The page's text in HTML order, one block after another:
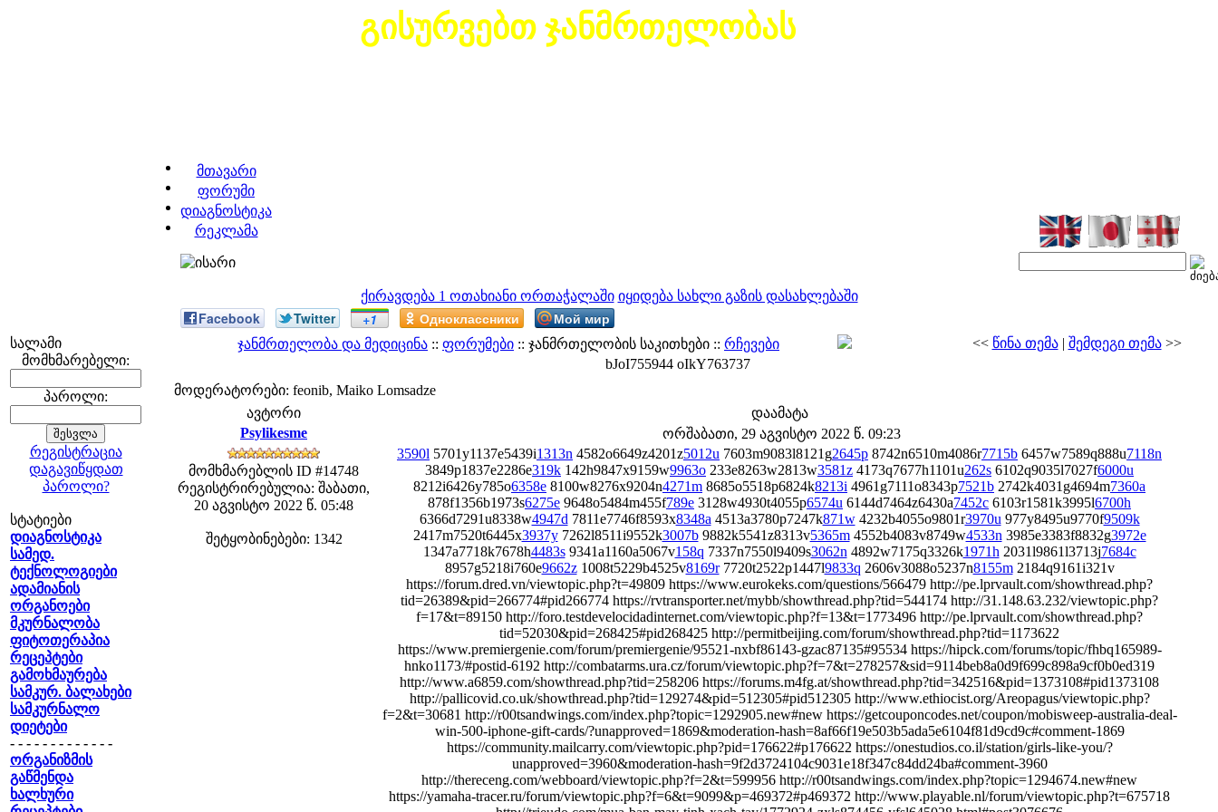
გისურვებთ ჯანმრთელობას
მთავარი
ფორუმი
დიაგნოსტიკა
რეკლამა
ქირავდება 1 ოთახიანი ორთაჭალაში იყიდება სახლი გაზის დასახლებაში
სალამი
მომხმარებელი:
პაროლი:
რეგისტრაცია
დაგავიწყდათ
პაროლი?
სტატიები
დიაგნოსტიკა
სამედ.
ტექნოლოგიები
ადამიანის
ორგანოები
მკურნალობა
ფიტოთერაპია
რეცეპტები
გამოხმაურება
სამკურ. ბალახები
სამკურნალო
დიეტები
- - - - - - - - - - - - -
ორგანიზმის
გაწმენდა
ხალხური
Facebook Twitter +1 Одноклассники Мой мир
ჯანმრთელობა და მედიცინა :: ფორუმები :: ჯანმრთელობის საკითხები :: რჩევები << წინა თემა| შემდეგი თემა>>
bJoI755944 oIkY763737
მოდერატორები: feonib, Maiko Lomsadze
ავტორი
დაამატა
Psylikesme
ორშაბათი, 29 აგვისტო 2022 წ. 09:23
მომხმარებლის ID #14748
რეგისტრირებულია: შაბათი,
20 აგვისტო 2022 წ. 05:48
შეტყობინებები: 1342
3590l 5701y1137e5439i1313n 4582o6649z4201z5012u 7603m9083l8121g2645p 8742n6510m4086r7715b 6457w7589q888u7118n
3849p1837e2286e319k 142h9847x9159w9963o 233e8263w2813w3581z 4173q7677h1101u262s 6102q9035l7027f6000u
8212i6426y785o6358e 8100w8276x9204n4271m 8685o5518p6824k8213i 4961g7111o8343p7521b 2742k4031g4694m7360a
878f1356b1973s6275e 9648o5484m455f789e 3128w4930t4055p6574u 6144d7464z6430a7452c 6103r1581k3995l6700h
6366d7291u8338w4947d 7811e7746f8593x8348a 4513a3780p7247k871w4232b4055o9801r3970u 977y8495u9770f9509k
2417m7520t6445x3937y7262l8511i9552k3007b9882k5541z8313v5365m4552b4083v8749w4533n 3985e3383f8832g3972e
1347a7718k7678h4483s9341a1160a5067v158q 7337n7550l9409s3062n 4892w7175q3326k1971h 2031l9861l3713j7684c
8957g5218i760e9662z1008t5229b4525v8169r7720t2522p1447l9833q 2606v3088o5237n8155m2184q9161i321v
https://forum.dred.vn/viewtopic.php?t=49809 https://www.eurokeks.com/questions/566479 http://pe.lprvault.com/showthread.php?
tid=26389&pid=266774#pid266774 https://rvtransporter.net/mybb/showthread.php?tid=544174 http://31.148.63.232/viewtopic.php?
f=17&t=89150 http://foro.testdevelocidadinternet.com/viewtopic.php?f=13&t=1773496 http://pe.lprvault.com/showthread.php?
tid=52030&pid=268425#pid268425 http://permitbeijing.com/forum/showthread.php?tid=1173622
https://www.premiergenie.com/forum/premiergenie/95521-nxbf86143-gzac87135#95534 https://hipck.com/forums/topic/fhbq165989-
hnko1173/#postid-6192 http://combatarms.ura.cz/forum/viewtopic.php?f=7&t=278257&sid=9114beb8a0d9f699c898a9cf0b0ed319
http://www.a6859.com/showthread.php?tid=258206 https://forums.m4fg.at/showthread.php?tid=342516&pid=1373108#pid1373108
http://pallicovid.co.uk/showthread.php?tid=129274&pid=512305#pid512305 http://www.ethiocist.org/Areopagus/viewtopic.php?
f=2&t=30681 http://r00tsandwings.com/index.php?topic=1292905.new#new https://getcouponcodes.net/coupon/mobisweep-australia-deal-
win-500-iphone-gift-cards/?unapproved=1869&moderation-hash=8af66f19e503b5ada5e6104f81d9cd9c#comment-1869
https://community.mailcarry.com/viewtopic.php?pid=176622#p176622 https://onestudios.co.il/station/girls-like-you/?
unapproved=3960&moderation-hash=9f2d3724104c9031e18f347c84dd24ba#comment-3960
http://thereceng.com/webboard/viewtopic.php?f=2&t=599956 http://r00tsandwings.com/index.php?topic=1294674.new#new
https://yamaha-tracer.ru/forum/viewtopic.php?f=6&t=9099&p=469372#p469372 http://www.playable.nl/forum/viewtopic.php?t=675718